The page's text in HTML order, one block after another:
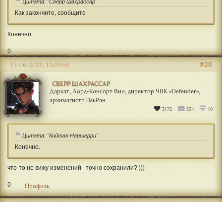
Цитата: "Сверр Шахрассар"
Как закончите, сообщите
Конечно.
0
СВЕРР ШАХРАССАР
Дархат, Лорд-Консорт Вии, директор ЧВК «Defender»,
архимагистр ЭльРан
3172 534 10
#20
15-06-2023, 12:09:50
Цитата: "Кийтал Наршерри"
Конечно.
что-то не вижу изменений точно сохранили? )))
0 Профиль